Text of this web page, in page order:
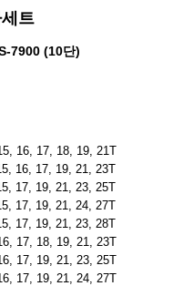
트
7900 (10단)
16, 17, 18, 19, 21T
16, 17, 19, 21, 23T
17, 19, 21, 23, 25T
17, 19, 21, 24, 27T
17, 19, 21, 23, 28T
17, 18, 19, 21, 23T
17, 19, 21, 23, 25T
17, 19, 21, 24, 27T